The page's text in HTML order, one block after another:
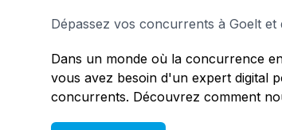
Dépassez vos concurrents à Goelt
Dans un monde où la concurrence
vous avez besoin d'un expert digital
concurrents. Découvrez comment